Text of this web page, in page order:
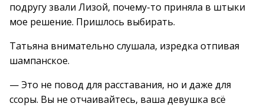
подругу звали Лизой, почему-то приняла в штыки
мое решение. Пришлось выбирать.
Татьяна внимательно слушала, изредка отпивая
шампанское.
— Это не повод для расставания, но и даже для
ссоры. Вы не отчаивайтесь, ваша девушка всё